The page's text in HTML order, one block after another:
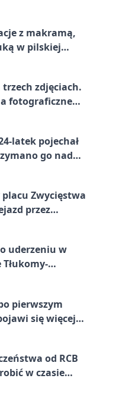
z makramą,
w pilskiej
zdjęciach.
fotograficzne
latek pojechał
go nad
Zwycięstwa
przez
uderzeniu w
pierwszym
się więcej
od RCB
w czasie